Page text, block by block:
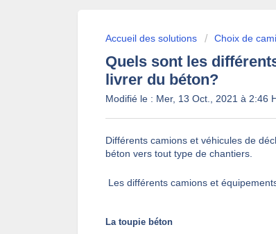
Accueil des solutions Choix de
Quels sont les
livrer du béton?
Modifié le : Mer, 13 Oct., 2021 à 2:46
Différents camions et véhicules de
béton vers tout type de chantiers.
Les différents camions et
La toupie béton